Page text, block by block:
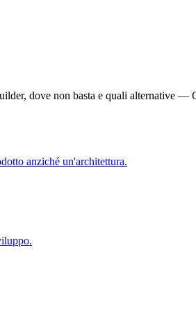
dove non basta e quali alternative
anziché un'architettura.